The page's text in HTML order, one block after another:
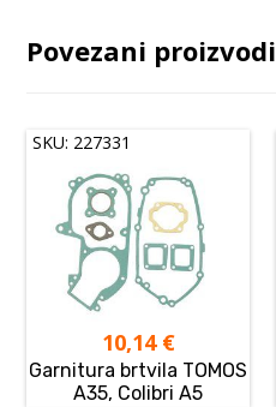
Povezani proizvodi
SKU: 227331
10,14 €
Garnitura brtvila TOMOS
A35, Colibri A5